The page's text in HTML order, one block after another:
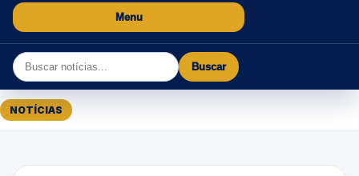
Menu
Buscar
NOTÍCIAS